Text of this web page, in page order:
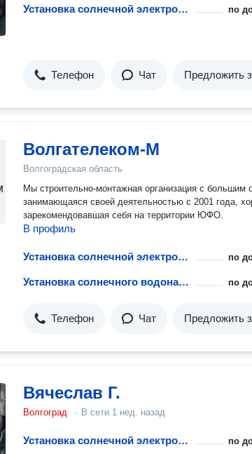
Установка солнечной электростанции по
Телефон Чат Предложить
Волгателеком-М
Волгоградская область
Мы строительно-монтажная организация с большим
занимающаяся своей деятельностью с 2001 года,
зарекомендовавшая себя на территории ЮФО.
В профиль
Установка солнечной электростанции по
Установка солнечного водонагревателя по
Телефон Чат Предложить
Вячеслав Г.
Волгоград · В сети 1 нед. назад
Установка солнечной электростанции по